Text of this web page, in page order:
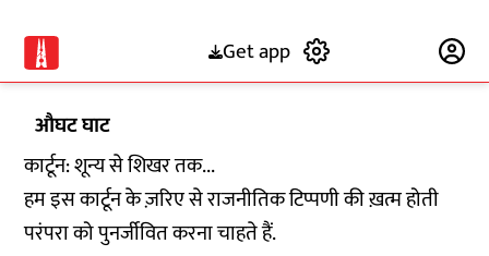
Get app
औघट घाट
कार्टून: शून्य से शिखर तक...
हम इस कार्टून के ज़रिए से राजनीतिक टिप्पणी की ख़त्म होती
परंपरा को पुनर्जीवित करना चाहते हैं.